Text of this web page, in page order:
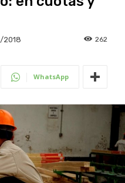
2018 262
WhatsApp